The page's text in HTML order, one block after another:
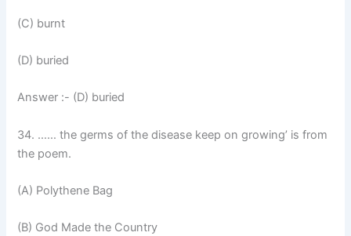
(C) burnt
(D) buried
Answer :- (D) buried
34. …… the germs of the disease keep on growing’ is from
the poem.
(A) Polythene Bag
(B) God Made the Country